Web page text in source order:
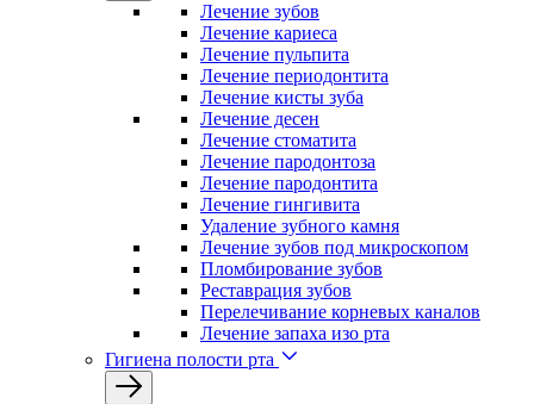
Лечение зyбов
Лечение кариеса
Лечение пульпита
Лечение периодонтита
Лечение кисты зуба
Лечение десен
Лечение стоматита
Лечение пародонтоза
Лечение пародонтита
Лечение гингивита
Удаление зубного камня
Лечение зубов под микроскопом
Пломбирование зубов
Реставрация зубов
Перелечивание корневых каналов
Лечение запаха изо рта
Гигиена полости рта